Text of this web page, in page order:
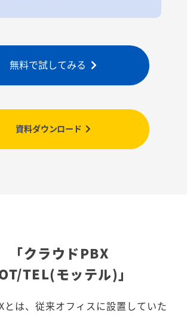
無料で試してみる
資料ダウンロード
「クラウドPBX
TEL(モッテル)」
とは、従来オフィスに設置していた